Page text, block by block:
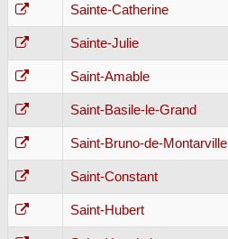
Sainte-Catherine
Sainte-Julie
Saint-Amable
Saint-Basile-le-Grand
Saint-Bruno-de-Montarville
Saint-Constant
Saint-Hubert